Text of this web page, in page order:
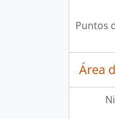
Puntos
Área